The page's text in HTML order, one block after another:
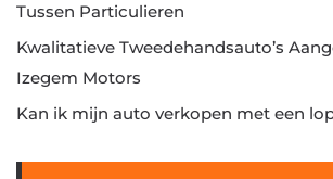
Tussen Particulieren
Kwalitatieve Tweedehandsauto’s
Izegem Motors
Kan ik mijn auto verkopen met een